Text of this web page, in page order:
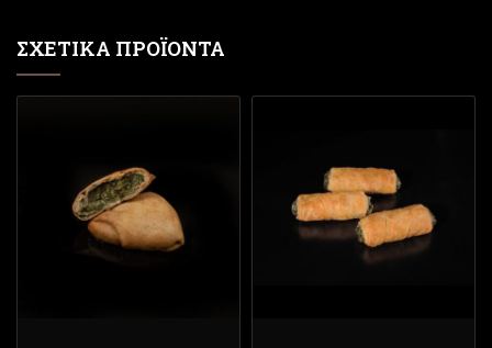
ΣΧΕΤΙΚΆ ΠΡΟΪΌΝΤΑ